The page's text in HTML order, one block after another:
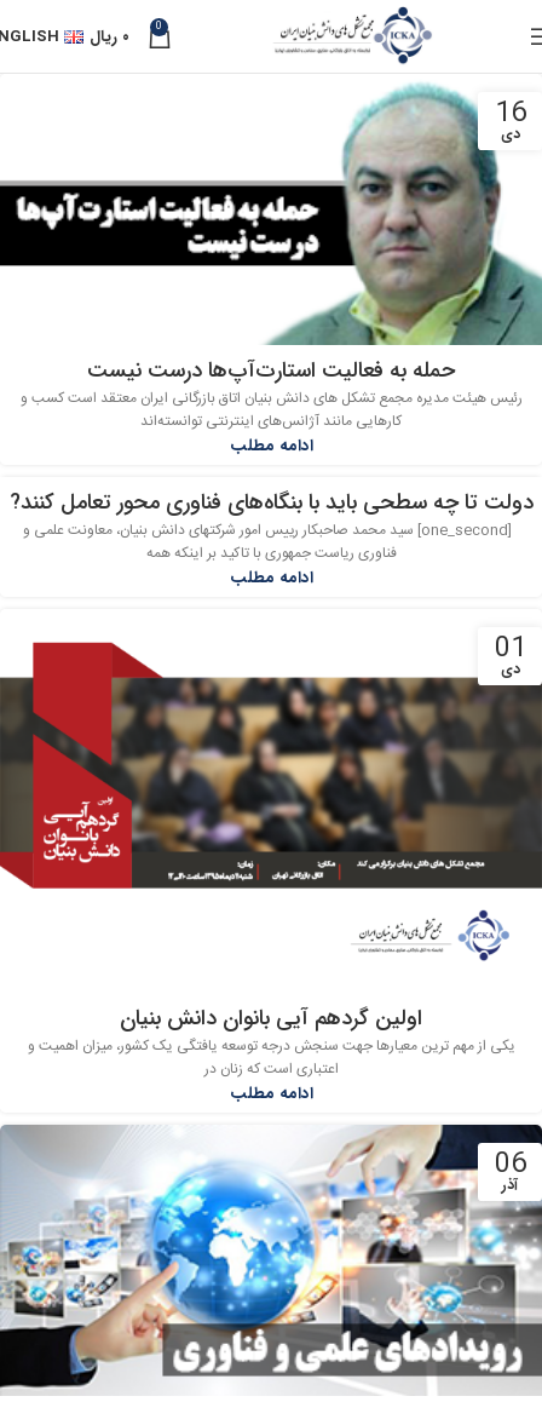
0 ۰ ریال
16
دی
حمله به فعالیت استارت‌آپ‌ها درست نیست
رئیس هیئت مدیره مجمع تشکل های دانش بنیان اتاق بازرگانی ایران معتقد است کسب و
کارهایی مانند آژانس‌های اینترنتی توانسته‌اند
ادامه مطلب
04
دی
دولت‌ تا چه سطحی باید با بنگاه‌های فناوری محور تعامل کنند?
[one_second] سید محمد صاحبکار رییس امور شرکتهای دانش بنیان، معاونت علمی و
فناوری ریاست جمهوری با تاکید بر اینکه همه
ادامه مطلب
01
دی
اولین گردهم آیی بانوان دانش بنیان
‏یکی از مهم ترین معیارها جهت سنجش درجه توسعه یافتگی یک کشور، میزان اهمیت و
اعتباری است که زنان در
ادامه مطلب
06
آذر